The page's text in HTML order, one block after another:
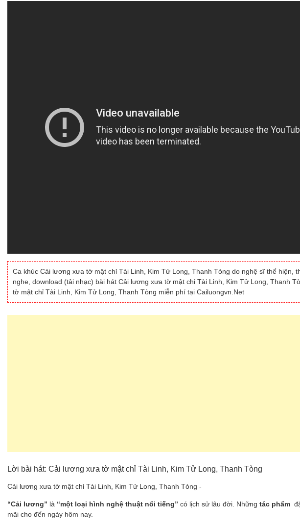
Ca khúc Cải lương xưa tờ mật chỉ Tài Linh, Kim Tử Long, Thanh Tòng do nghệ sĩ thể hiện,
nghe, download (tải nhạc) bài hát Cải lương xưa tờ mật chỉ Tài Linh, Kim Tử Long, Thanh
tờ mật chỉ Tài Linh, Kim Tử Long, Thanh Tòng miễn phí tại Cailuongvn.Net
Lời bài hát: Cải lương xưa tờ mật chỉ Tài Linh, Kim Tử Long, Thanh Tòng
Cải lương xưa tờ mật chỉ Tài Linh, Kim Tử Long, Thanh Tòng -
“Cải lương” là “một loại hình nghệ thuật nổi tiếng” có lịch sử lâu đời. Những tác phẩm
mãi cho đến ngày hôm nay.